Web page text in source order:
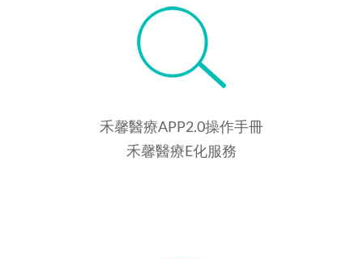
禾馨醫療APP2.0操作手冊
禾馨醫療E化服務